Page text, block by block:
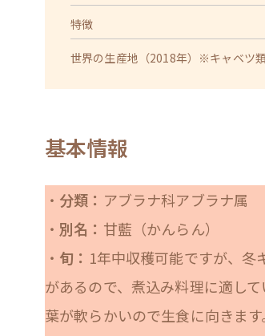
特徴
世界の生産地（2018年）※キャベツ
基本情報
・ 分類： アブラナ科アブラナ属
・ 別名： 甘藍（かんらん）
・ 旬： 1年中収穫可能ですが、冬
があるので、煮込み料理に適し
葉が軟らかいので生食に向きます